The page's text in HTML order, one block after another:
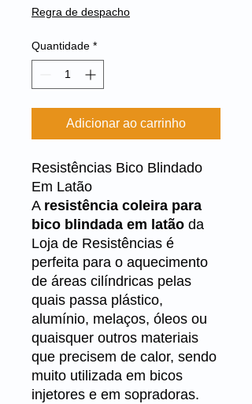
Regra de despacho
Quantidade *
Adicionar ao carrinho
Resistências Bico Blindado
Em Latão
A resistência coleira para
bico blindada em latão da
Loja de Resistências é
perfeita para o aquecimento
de áreas cilíndricas pelas
quais passa plástico,
alumínio, melaços, óleos ou
quaisquer outros materiais
que precisem de calor, sendo
muito utilizada em bicos
injetores e em sopradoras.